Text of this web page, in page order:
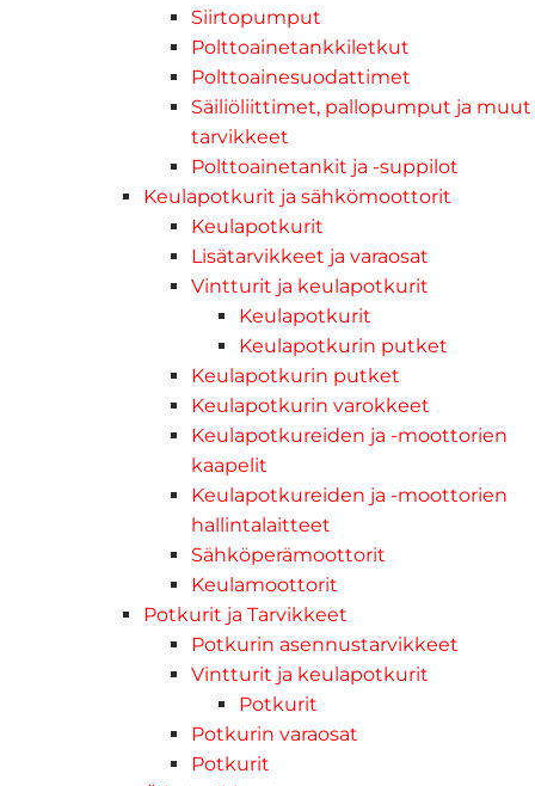
Siirtopumput
Polttoainetankkiletkut
Polttoainesuodattimet
Säiliöliittimet, pallopumput ja muut
tarvikkeet
Polttoainetankit ja -suppilot
Keulapotkurit ja sähkömoottorit
Keulapotkurit
Lisätarvikkeet ja varaosat
Vintturit ja keulapotkurit
Keulapotkurit
Keulapotkurin putket
Keulapotkurin putket
Keulapotkurin varokkeet
Keulapotkureiden ja -moottorien
kaapelit
Keulapotkureiden ja -moottorien
hallintalaitteet
Sähköperämoottorit
Keulamoottorit
Potkurit ja Tarvikkeet
Potkurin asennustarvikkeet
Vintturit ja keulapotkurit
Potkurit
Potkurin varaosat
Potkurit